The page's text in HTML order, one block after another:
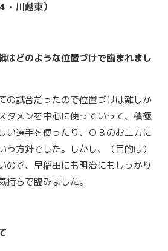
・川越東）
どのような位置づけで臨まれまし
の試合だったので位置づけは難しか
タメンを中心に使っていって、積極
い選手を使ったり、ＯＢのお二方に
う方針でした。しかし、（目的は）
ので、早稲田にも明治にもしっかり
持ちで臨みました。